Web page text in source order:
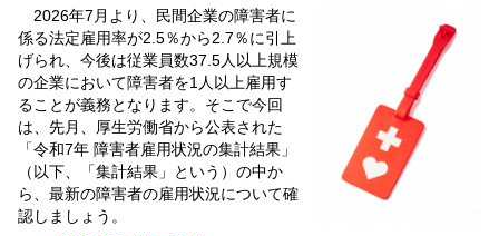
2026年7月より、民間企業の障害者に
係る法定雇用率が2.5％から2.7％に引上
げられ、今後は従業員数37.5人以上規模
の企業において障害者を1人以上雇用す
ることが義務となります。そこで今回
は、先月、厚生労働省から公表された
「令和7年 障害者雇用状況の集計結果」
（以下、「集計結果」という）の中か
ら、最新の障害者の雇用状況について確
認しましょう。